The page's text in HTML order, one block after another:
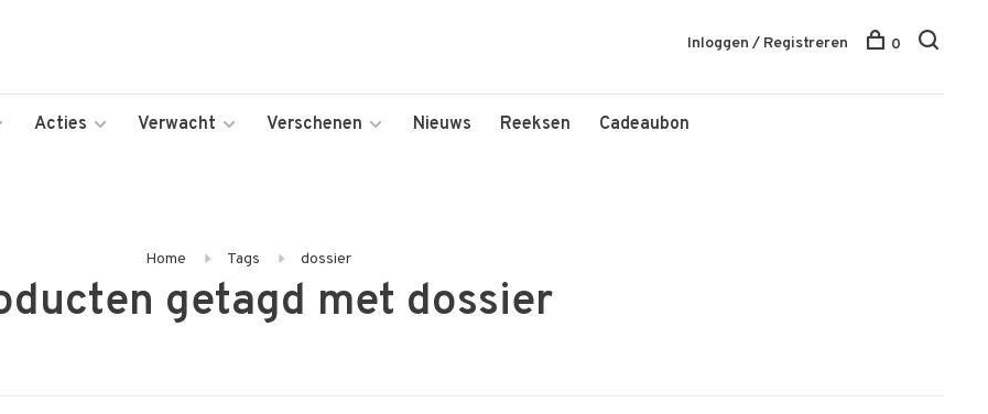
Acties Verwacht Verschenen Nieuws Reeksen Cadeaubon
Inloggen / Registreren 0
Home Tags dossier
getagd met dossier